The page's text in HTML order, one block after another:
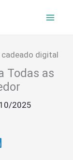
Todas as
2025